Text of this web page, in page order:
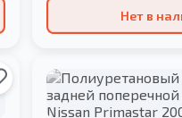
Нет в